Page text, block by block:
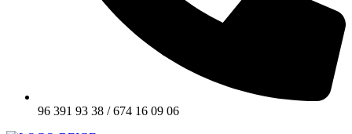
96 391 93 38 / 674 16 09 06